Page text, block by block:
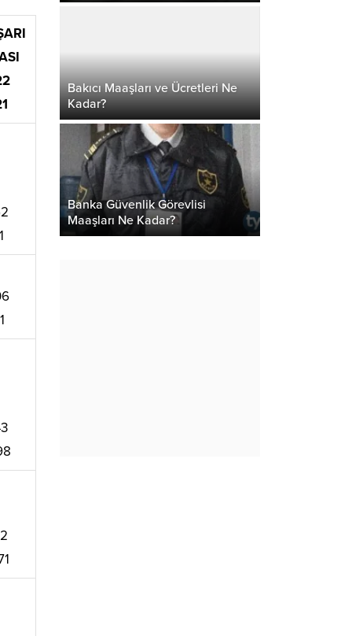
Bakıcı Maaşları ve Ücretleri Ne
Kadar?
Banka Güvenlik Görevlisi
Maaşları Ne Kadar?